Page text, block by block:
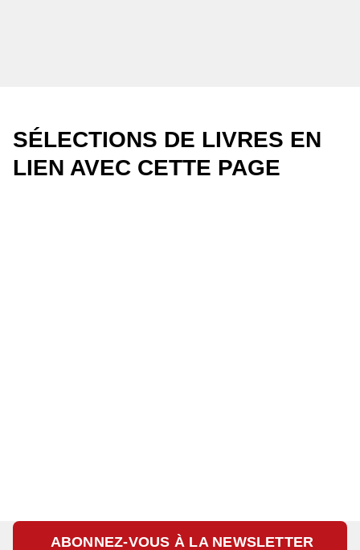
SÉLECTIONS DE LIVRES EN
LIEN AVEC CETTE PAGE
ABONNEZ-VOUS À LA NEWSLETTER